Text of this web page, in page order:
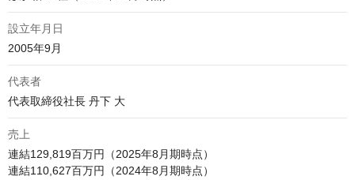
設立年月日
2005年9月
代表者
代表取締役社長 丹下 大
売上
連結129,819百万円（2025年8月期時点）
連結110,627百万円（2024年8月期時点）